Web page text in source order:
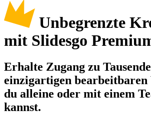
Unbegrenzte
mit Slidesgo
Erhalte Zugang zu
einzigartigen bearbeitbaren
du alleine oder mit einem
kannst.